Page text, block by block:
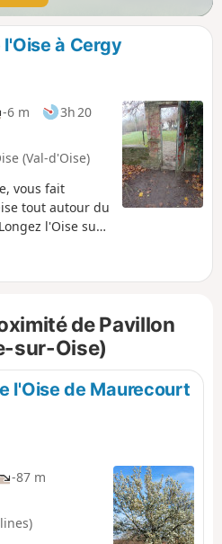
à Cergy
-6 m
3h 20
(Val-d'Oise)
vous fait
tout autour du
l'Oise sur
de
balade en
sentier calme etde Pavillon
sur-Oise)
l'Oise de Maurecourt
-87 m